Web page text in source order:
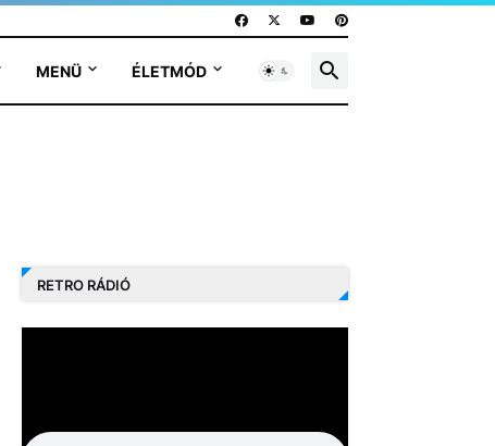
MENÜ ÉLETMÓD
RETRO RÁDIÓ